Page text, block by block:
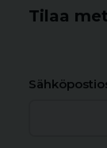
Tilaa